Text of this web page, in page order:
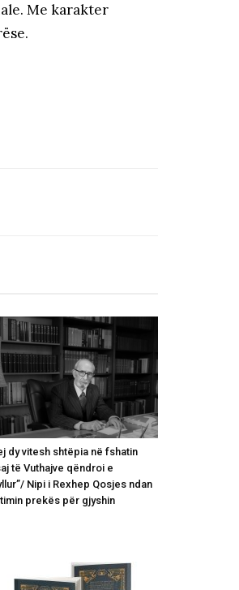
Me karakter
dy vitesh shtëpia në fshatin
të Vuthajve qëndroi e
Nipi i Rexhep Qosjes ndan
prekës për gjyshin